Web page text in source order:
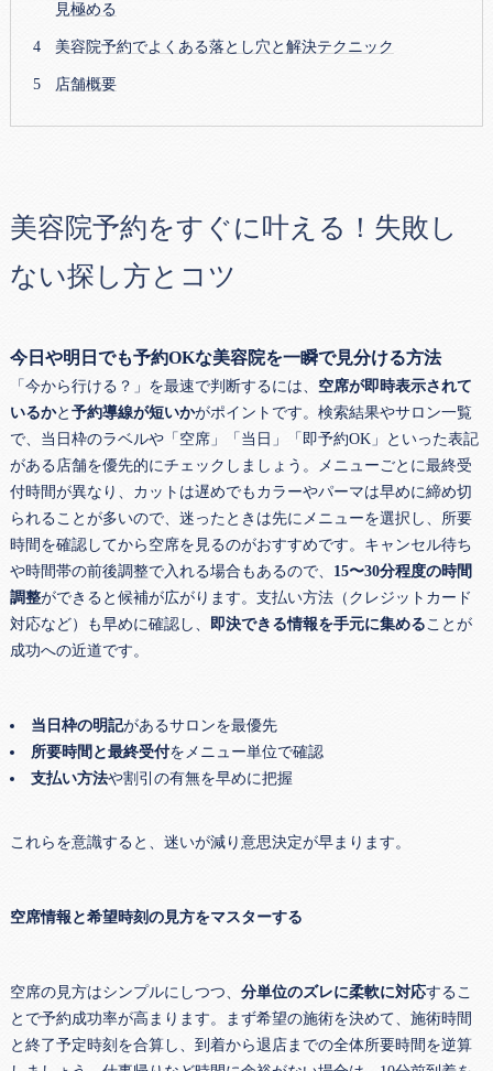
見極める
美容院予約でよくある落とし穴と解決テクニック
店舗概要
美容院予約をすぐに叶える！失敗し
ない探し方とコツ
今日や明日でも予約OKな美容院を一瞬で見分ける方法
「今から行ける？」を最速で判断するには、 空席が即時表示されて
いるかと 予約導線が短いかがポイントです。検索結果やサロン一覧
で、当日枠のラベルや「空席」「当日」「即予約OK」といった表記
がある店舗を優先的にチェックしましょう。メニューごとに最終受
付時間が異なり、カットは遅めでもカラーやパーマは早めに締め切
られることが多いので、迷ったときは先にメニューを選択し、所要
時間を確認してから空席を見るのがおすすめです。キャンセル待ち
や時間帯の前後調整で入れる場合もあるので、 15〜30分程度の時間
調整ができると候補が広がります。支払い方法（クレジットカード
対応など）も早めに確認し、
即決できる情報を手元に集める ことが
成功への近道です。
当日枠の明記があるサロンを最優先
所要時間と最終受付をメニュー単位で確認
支払い方法や割引の有無を早めに把握
これらを意識すると、迷いが減り意思決定が早まります。
空席情報と希望時刻の見方をマスターする
空席の見方はシンプルにしつつ、 分単位のズレに柔軟に対応するこ
とで予約成功率が高まります。まず希望の施術を決めて、施術時間
と終了予定時刻を合算し、到着から退店までの全体所要時間を逆算